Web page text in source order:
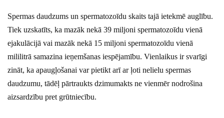
Spermas daudzums un spermatozoīdu skaits tajā ietekmē auglību.
Tiek uzskatīts, ka mazāk nekā 39 miljoni spermatozoīdu vienā
ejakulācijā vai mazāk nekā 15 miljoni spermatozoīdu vienā
mililitrā samazina ieņemšanas iespējamību. Vienlaikus ir svarīgi
zināt, ka apaugļošanai var pietikt arī ar ļoti nelielu spermas
daudzumu, tādēļ pārtraukts dzimumakts ne vienmēr nodrošina
aizsardzību pret grūtniecību.